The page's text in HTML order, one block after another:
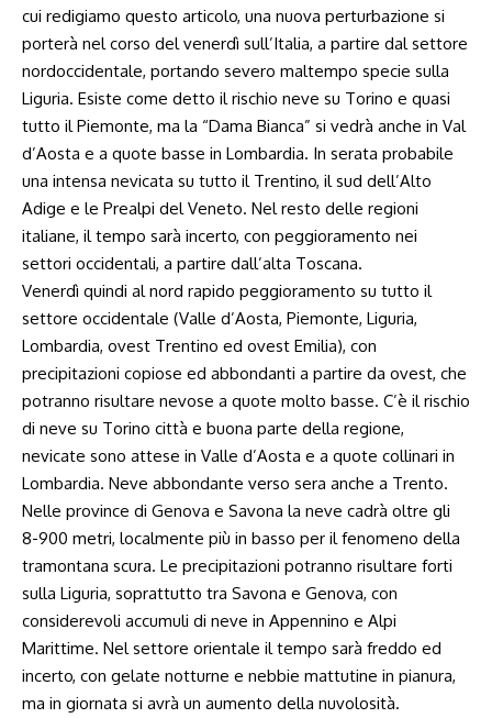
cui redigiamo questo articolo, una nuova perturbazione si
porterà nel corso del venerdì sull’Italia, a partire dal settore
nordoccidentale, portando severo maltempo specie sulla
Liguria. Esiste come detto il rischio neve su Torino e quasi
tutto il Piemonte, ma la “Dama Bianca” si vedrà anche in Val
d’Aosta e a quote basse in Lombardia. In serata probabile
una intensa nevicata su tutto il Trentino, il sud dell’Alto
Adige e le Prealpi del Veneto. Nel resto delle regioni
italiane, il tempo sarà incerto, con peggioramento nei
settori occidentali, a partire dall’alta Toscana.
Venerdì quindi al nord rapido peggioramento su tutto il
settore occidentale (Valle d’Aosta, Piemonte, Liguria,
Lombardia, ovest Trentino ed ovest Emilia), con
precipitazioni copiose ed abbondanti a partire da ovest, che
potranno risultare nevose a quote molto basse. C’è il rischio
di neve su Torino città e buona parte della regione,
nevicate sono attese in Valle d’Aosta e a quote collinari in
Lombardia. Neve abbondante verso sera anche a Trento.
Nelle province di Genova e Savona la neve cadrà oltre gli
8-900 metri, localmente più in basso per il fenomeno della
tramontana scura. Le precipitazioni potranno risultare forti
sulla Liguria, soprattutto tra Savona e Genova, con
considerevoli accumuli di neve in Appennino e Alpi
Marittime. Nel settore orientale il tempo sarà freddo ed
incerto, con gelate notturne e nebbie mattutine in pianura,
ma in giornata si avrà un aumento della nuvolosità.